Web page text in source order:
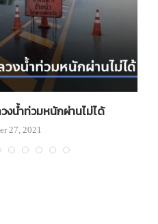
งน้ำท่วมหนักผ่านไม่ได้
27, 2021